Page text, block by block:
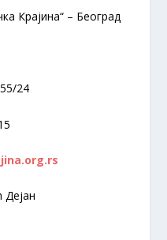
Крајина“ – Београд
24